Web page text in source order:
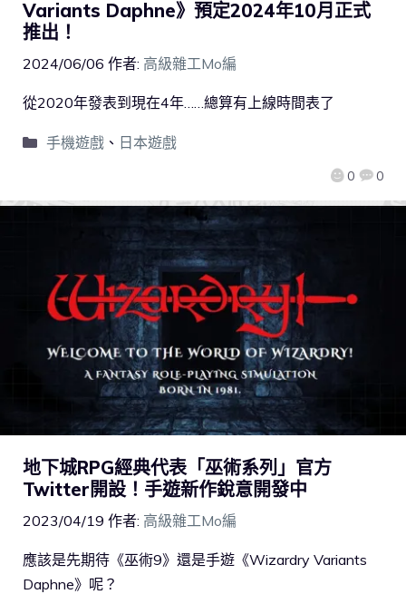
Variants Daphne》預定2024年10月正式
推出！
2024/06/06 作者: 高級雜工Mo編
0 0
從2020年發表到現在4年……總算有上線時間表了
手機遊戲、 日本遊戲
地下城RPG經典代表「巫術系列」官方
Twitter開設！手遊新作銳意開發中
2023/04/19 作者: 高級雜工Mo編
應該是先期待《巫術9》還是手遊《Wizardry Variants
Daphne》呢？